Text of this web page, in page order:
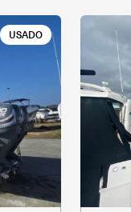
USADO